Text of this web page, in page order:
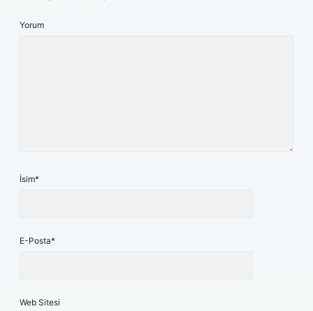
Yorum
İsim*
E-Posta*
Web Sitesi